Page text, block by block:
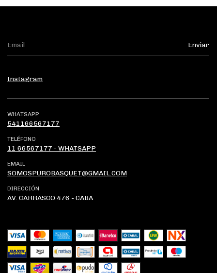
Instagram
WHATSAPP
541166567177
TELÉFONO
11 66567177 - WHATSAPP
EMAIL
SOMOSPUROBASQUET@GMAIL.COM
DIRECCIÓN
AV. CARRASCO 476 - CABA